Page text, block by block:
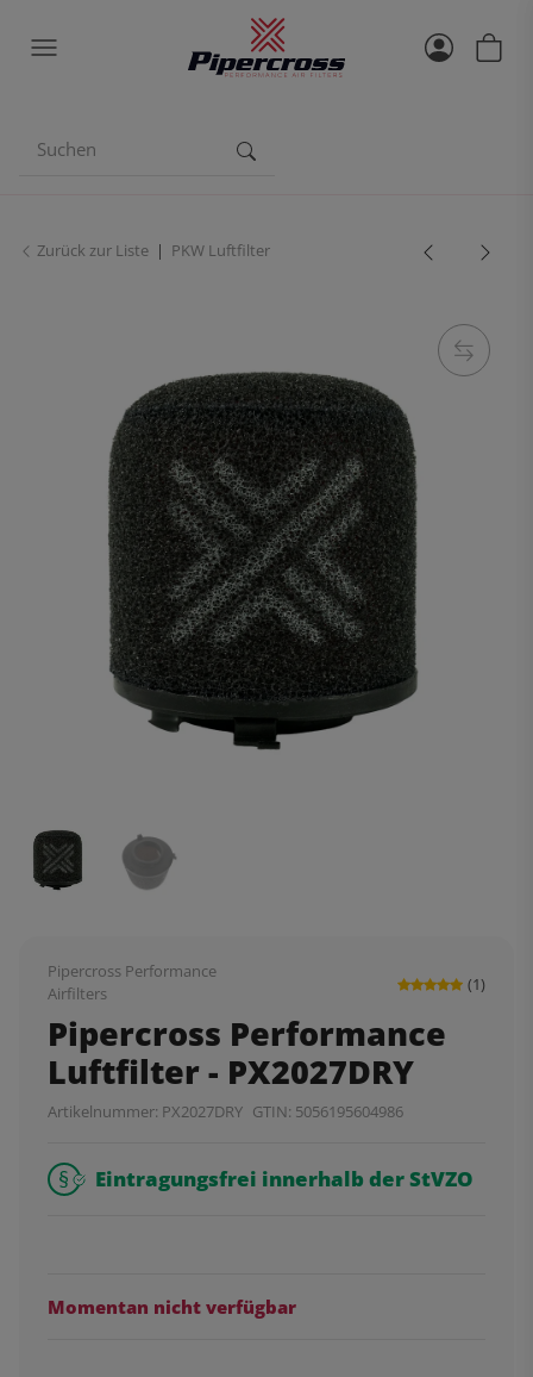
Zurück zur Liste PKW Luftfilter
Pipercross Performance
Airfilters
(1)
Pipercross Performance
Luftfilter - PX2027DRY
Artikelnummer: PX2027DRY GTIN: 5056195604986
Eintragungsfrei innerhalb der StVZO
Momentan nicht verfügbar